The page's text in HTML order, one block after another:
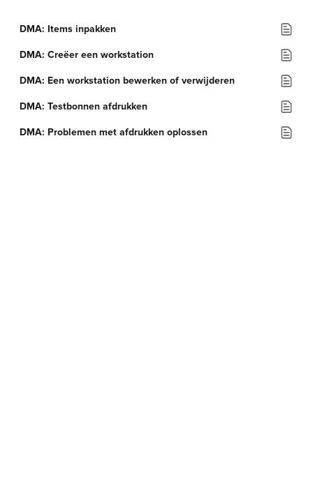
DMA: Items inpakken
DMA: Creëer een workstation
DMA: Een workstation bewerken of verwijderen
DMA: Testbonnen afdrukken
DMA: Problemen met afdrukken oplossen